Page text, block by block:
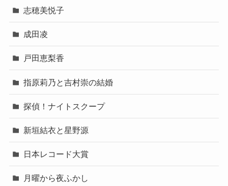
志穂美悦子
成田凌
戸田恵梨香
指原莉乃と吉村崇の結婚
探偵！ナイトスクープ
新垣結衣と星野源
日本レコード大賞
月曜から夜ふかし